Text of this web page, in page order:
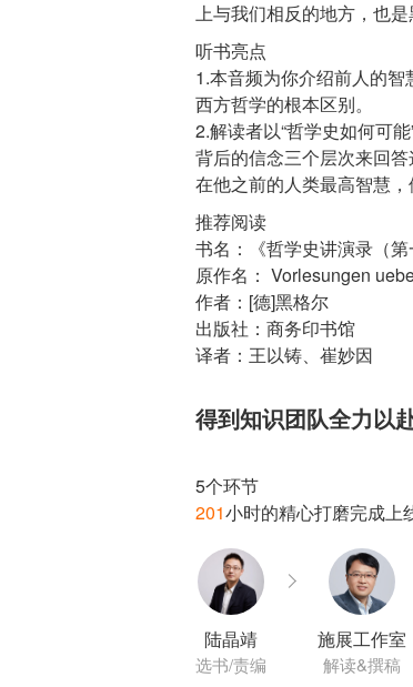
听书亮点
1.本音频为你介绍前人的
西方哲学的根本区别。
2.解读者以“哲学史如何可
背后的信念三个层次来回
在他之前的人类最高智慧
推荐阅读
书名：《哲学史讲演录（第
原作名： Vorlesungen
作者：[德]黑格尔
出版社：商务印书馆
译者：王以铸、崔妙因
得到知识团队全力以
5个环节
201
陆晶靖
选书/责编
施展工作室
解读&撰稿